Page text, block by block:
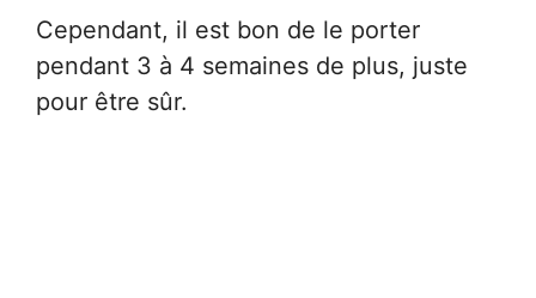
Cependant, il est bon de le porter
pendant 3 à 4 semaines de plus, juste
pour être sûr.